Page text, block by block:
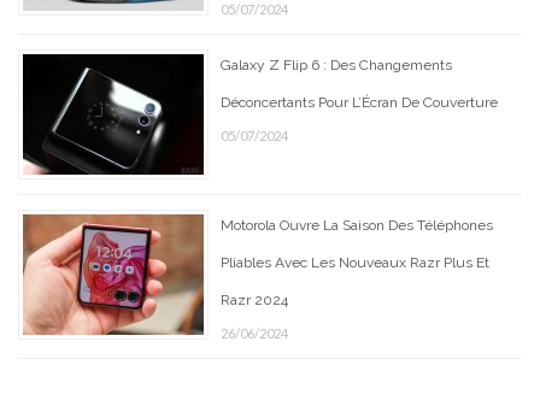
05/07/2024
Galaxy Z Flip 6 : Des Changements
Déconcertants Pour L’Écran De Couverture
05/07/2024
Motorola Ouvre La Saison Des Téléphones
Pliables Avec Les Nouveaux Razr Plus Et
Razr 2024
26/06/2024